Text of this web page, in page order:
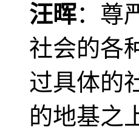
汪晖：尊
社会的各
过具体的
的地基之